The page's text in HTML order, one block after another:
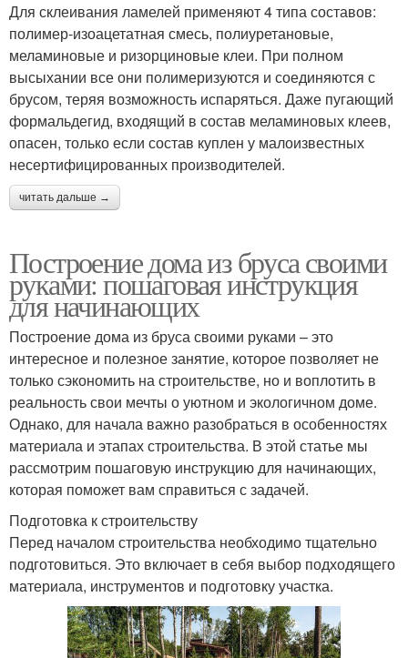
Для склеивания ламелей применяют 4 типа составов:
полимер-изоацетатная смесь, полиуретановые,
меламиновые и ризорциновые клеи. При полном
высыхании все они полимеризуются и соединяются с
брусом, теряя возможность испаряться. Даже пугающий
формальдегид, входящий в состав меламиновых клеев,
опасен, только если состав куплен у малоизвестных
несертифицированных производителей.
читать дальше →
Построение дома из бруса своими
руками: пошаговая инструкция
для начинающих
Построение дома из бруса своими руками – это
интересное и полезное занятие, которое позволяет не
только сэкономить на строительстве, но и воплотить в
реальность свои мечты о уютном и экологичном доме.
Однако, для начала важно разобраться в особенностях
материала и этапах строительства. В этой статье мы
рассмотрим пошаговую инструкцию для начинающих,
которая поможет вам справиться с задачей.
Подготовка к строительству
Перед началом строительства необходимо тщательно
подготовиться. Это включает в себя выбор подходящего
материала, инструментов и подготовку участка.